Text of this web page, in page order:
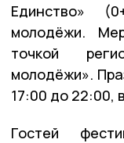
Единство»
молодёжи.
точкой
молодёжи».
17:00 до 22:00,
Гостей